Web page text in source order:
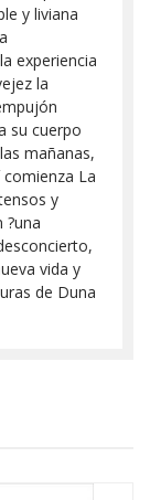
y liviana
experiencia
la
su cuerpo
mañanas,
La
y
?una
vida y
de Duna